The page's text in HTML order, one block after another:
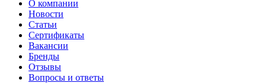
О компании
Новости
Статьи
Сертификаты
Вакансии
Бренды
Отзывы
Вопросы и ответы